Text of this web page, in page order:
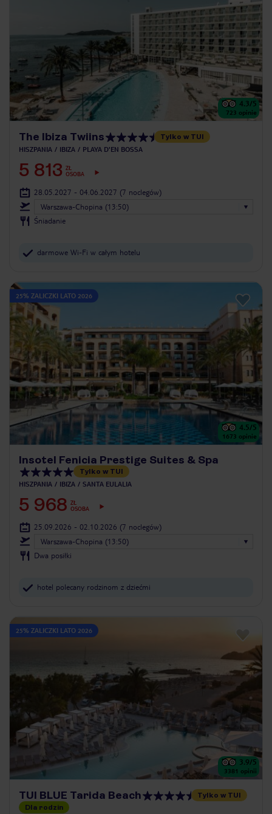
4.3/5
723 opinie
The Ibiza Twiins Tylko w TUI
HISZPANIA IBIZA PLAYA D'EN BOSSA
5 813 ZŁ
OSOBA
28.05.2027 - 04.06.2027 (7 noclegów)
Warszawa-Chopina (13:50)
Śniadanie
darmowe Wi-Fi w całym hotelu
25% ZALICZKI LATO 2026
4.5/5
1673 opinie
Insotel Fenicia Prestige Suites & Spa
Tylko w TUI
HISZPANIA IBIZA SANTA EULALIA
5 968 ZŁ
OSOBA
25.09.2026 - 02.10.2026 (7 noclegów)
Warszawa-Chopina (13:50)
Dwa posiłki
hotel polecany rodzinom z dziećmi
25% ZALICZKI LATO 2026
3.9/5
3381 opinii
TUI BLUE Tarida Beach
Tylko w TUI
Dla rodzin